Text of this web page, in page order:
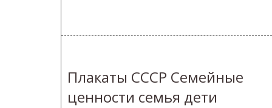
Плакаты СССР Семейные
ценности семья дети